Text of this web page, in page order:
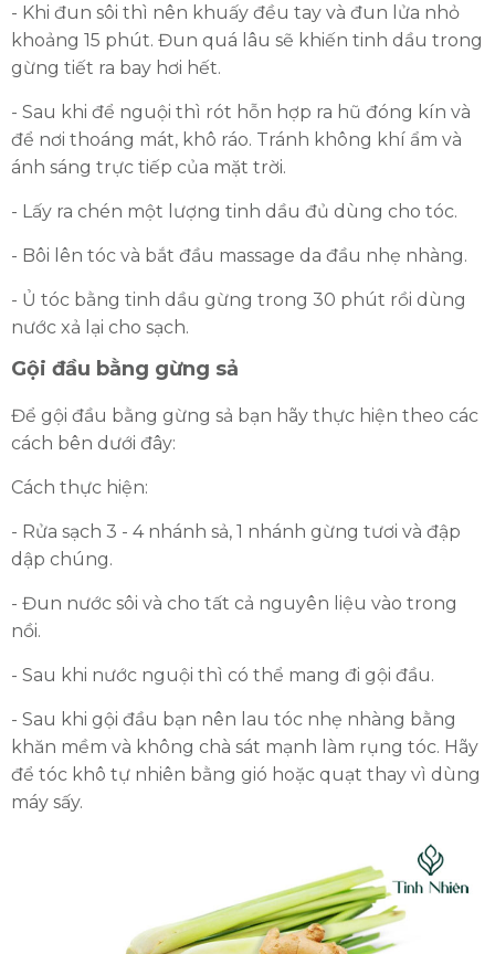
- Khi đun sôi thì nên khuấy đều tay và đun lửa nhỏ
khoảng 15 phút. Đun quá lâu sẽ khiến tinh dầu trong
gừng tiết ra bay hơi hết.
- Sau khi để nguội thì rót hỗn hợp ra hũ đóng kín và
để nơi thoáng mát, khô ráo. Tránh không khí ẩm và
ánh sáng trực tiếp của mặt trời.
- Lấy ra chén một lượng tinh dầu đủ dùng cho tóc.
- Bôi lên tóc và bắt đầu massage da đầu nhẹ nhàng.
- Ủ tóc bằng tinh dầu gừng trong 30 phút rồi dùng
nước xả lại cho sạch.
Gội đầu bằng gừng sả
Để gội đầu bằng gừng sả bạn hãy thực hiện theo các
cách bên dưới đây:
Cách thực hiện:
- Rửa sạch 3 - 4 nhánh sả, 1 nhánh gừng tươi và đập
dập chúng.
- Đun nước sôi và cho tất cả nguyên liệu vào trong
nồi.
- Sau khi nước nguội thì có thể mang đi gội đầu.
- Sau khi gội đầu bạn nên lau tóc nhẹ nhàng bằng
khăn mềm và không chà sát mạnh làm rụng tóc. Hãy
để tóc khô tự nhiên bằng gió hoặc quạt thay vì dùng
máy sấy.